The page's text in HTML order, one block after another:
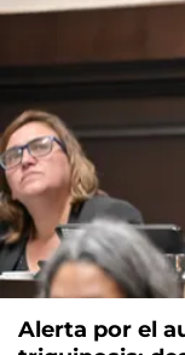
Alerta por el